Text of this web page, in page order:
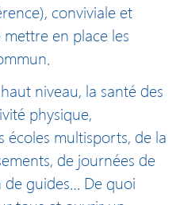
conviviale et
en place les
niveau, la santé des
physique,
écoles multisports, de la
de journées de
guides… De quoi